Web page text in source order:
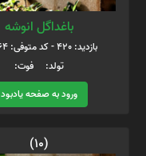
باغداگل انوشه
بازدید: 420 - کد متوفی: 39964
تولد: فوت:
ورود به صفحه یادبود
(10)